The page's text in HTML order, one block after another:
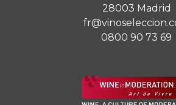
28003 Madrid
0800 90 73 69